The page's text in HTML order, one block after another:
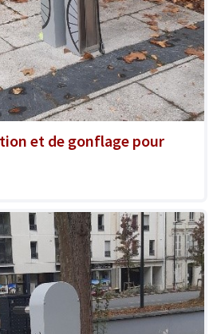
et de gonflage pour